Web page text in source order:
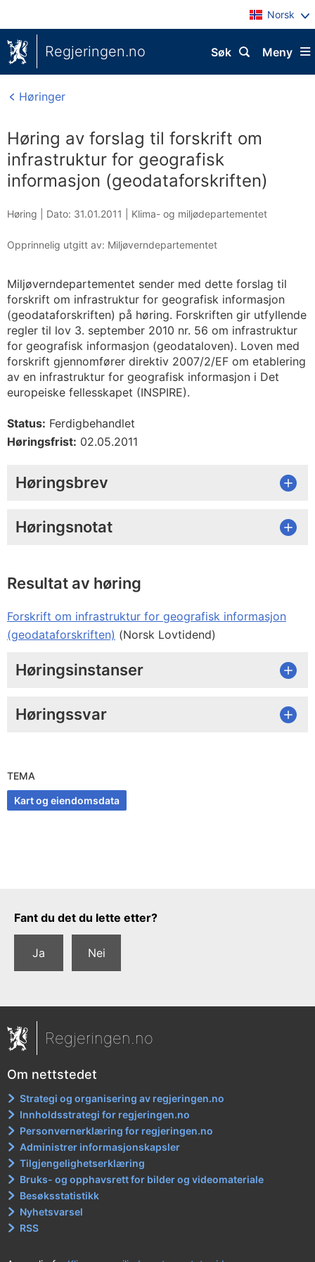
Norsk
Regjeringen.no Meny
Søk
Høringer
Høring av forslag til forskrift om
infrastruktur for geografisk
informasjon (geodataforskriften)
Høring | Dato: 31.01.2011 Klima- og miljødepartementet
Opprinnelig utgitt av: Miljøverndepartementet
Miljøverndepartementet sender med dette forslag til
forskrift om infrastruktur for geografisk informasjon
(geodataforskriften) på høring. Forskriften gir utfyllende
regler til lov 3. september 2010 nr. 56 om infrastruktur
for geografisk informasjon (geodataloven). Loven med
forskrift gjennomfører direktiv 2007/2/EF om etablering
av en infrastruktur for geografisk informasjon i Det
europeiske fellesskapet (INSPIRE).
Status: Ferdigbehandlet
Høringsfrist: 02.05.2011
Høringsbrev
Høringsnotat
Resultat av høring
Forskrift om infrastruktur for geografisk informasjon
(geodataforskriften) (Norsk Lovtidend)
Høringsinstanser
Høringssvar
TEMA
Kart og eiendomsdata
Tilbakemeldingsskjema
Fant du det du lette etter?
Ja Nei
Regjeringen.no
Om nettstedet
Strategi og organisering av regjeringen.no
Innholdsstrategi for regjeringen.no
Personvernerklæring for regjeringen.no
Administrer informasjonskapsler
Tilgjengelighetserklæring
Bruks- og opphavsrett for bilder og videomateriale
Besøksstatistikk
Nyhetsvarsel
RSS